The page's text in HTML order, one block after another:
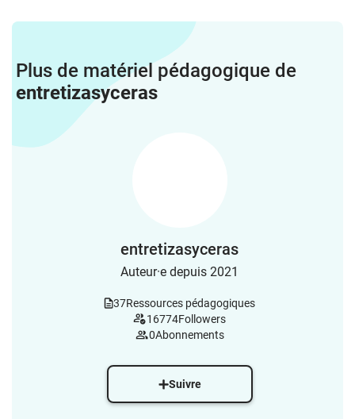
Plus de matériel pédagogique de
entretizasyceras
entretizasyceras
Auteur·e depuis 2021
37Ressources pédagogiques
16774Followers
0Abonnements
Suivre